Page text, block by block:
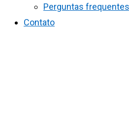
Perguntas frequentes
Contato